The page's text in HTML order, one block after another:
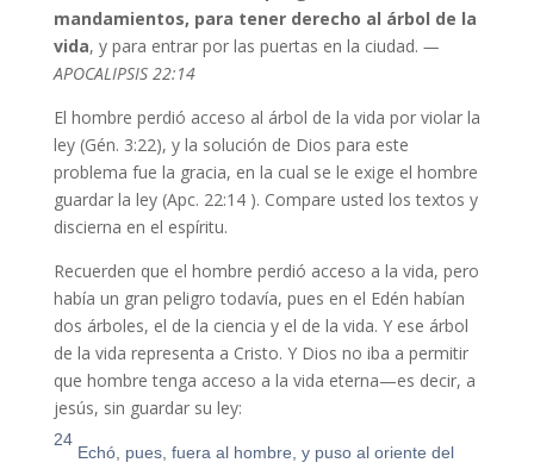
mandamientos, para tener derecho al árbol de la
vida, y para entrar por las puertas en la ciudad. —
APOCALIPSIS 22:14
El hombre perdió acceso al árbol de la vida por violar la
ley (Gén. 3:22), y la solución de Dios para este
problema fue la gracia, en la cual se le exige el hombre
guardar la ley (Apc. 22:14 ). Compare usted los textos y
discierna en el espíritu.
Recuerden que el hombre perdió acceso a la vida, pero
había un gran peligro todavía, pues en el Edén habían
dos árboles, el de la ciencia y el de la vida. Y ese árbol
de la vida representa a Cristo. Y Dios no iba a permitir
que hombre tenga acceso a la vida eterna—es decir, a
jesús, sin guardar su ley:
24
Echó, pues, fuera al hombre, y puso al oriente del